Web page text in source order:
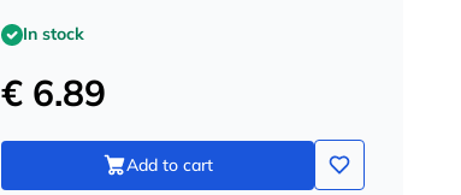
In stock
€ 6.89
Add to cart